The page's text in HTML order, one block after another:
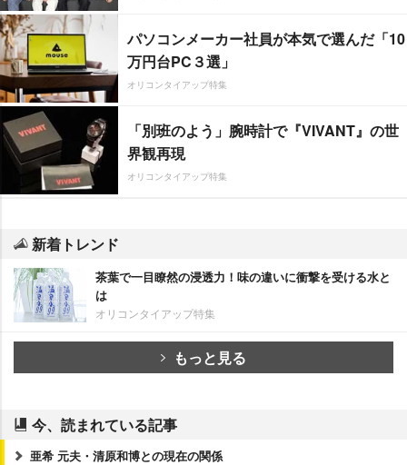
パソコンメーカー社員が本気で選んだ「10
万円台PC３選」
オリコンタイアップ特集
「別班のよう」腕時計で『VIVANT』の世
界観再現
オリコンタイアップ特集
新着トレンド
茶葉で一目瞭然の浸透力！味の違いに衝撃を受ける水と
は
オリコンタイアップ特集
もっと見る
今、読まれている記事
亜希 元夫・清原和博との現在の関係